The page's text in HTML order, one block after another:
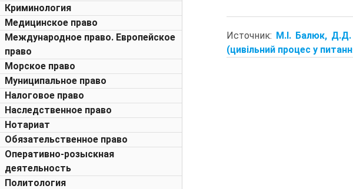
Криминология
Медицинское право
Международное право. Европейское
право
Морское право
Муниципальное право
Налоговое право
Наследственное право
Нотариат
Обязательственное право
Оперативно-розыскная
деятельность
Политология
Источник: М.І. Балюк, Д.Д.
(цивільний процес у